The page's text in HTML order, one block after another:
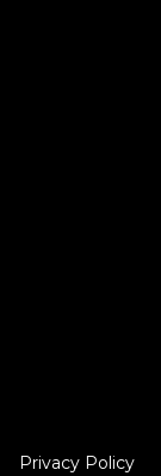
Privacy Policy